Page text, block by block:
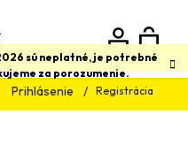
sú neplatné, je potrebné
za porozumenie.
Prihlásenie Registrácia
Hľadať